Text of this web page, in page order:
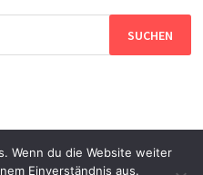
Wenn du die Website weiter
Einverständnis aus.